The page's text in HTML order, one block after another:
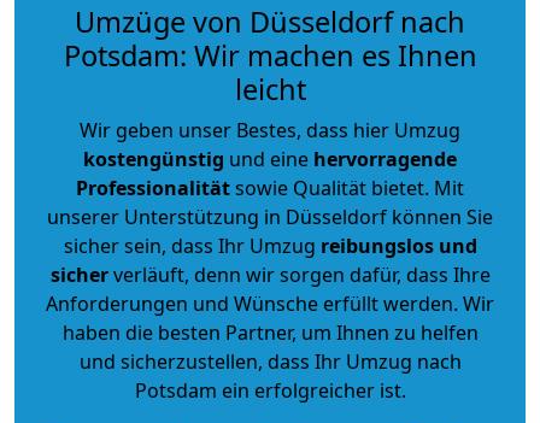
Umzüge von Düsseldorf nach
Potsdam: Wir machen es Ihnen
leicht
Wir geben unser Bestes, dass hier Umzug
kostengünstig und eine hervorragende
Professionalitätsowie Qualität bietet. Mit
unserer Unterstützung in Düsseldorf können Sie
sicher sein, dass Ihr Umzug reibungslos und
sicherverläuft, denn wir sorgen dafür, dass Ihre
Anforderungen und Wünsche erfüllt werden. Wir
haben die besten Partner, um Ihnen zu helfen
und sicherzustellen, dass Ihr Umzug nach
Potsdam ein erfolgreicher ist.